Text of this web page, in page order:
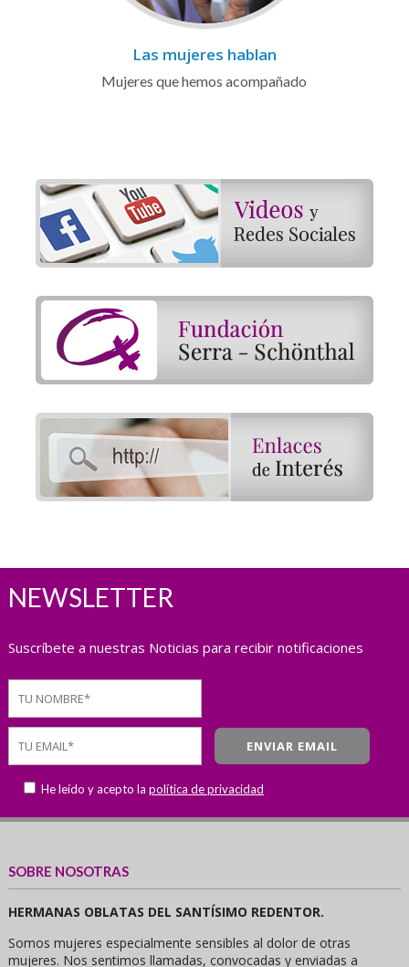
Las mujeres hablan
Mujeres que hemos acompañado
NEWSLETTER
Suscríbete a nuestras Noticias para recibir notificaciones
He leído y acepto la política de privacidad
SOBRE NOSOTRAS
HERMANAS OBLATAS DEL SANTÍSIMO REDENTOR.
Somos mujeres especialmente sensibles al dolor de otras
mujeres. Nos sentimos llamadas, convocadas y enviadas a